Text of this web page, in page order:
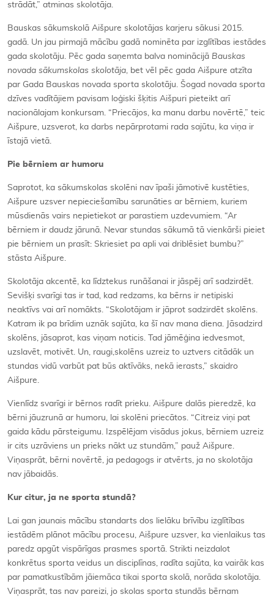
strādāt,” atminas skolotāja.
Bauskas sākumskolā Aišpure skolotājas karjeru sākusi 2015.
gadā. Un jau pirmajā mācību gadā nominēta par izglītības iestādes
gada skolotāju. Pēc gada saņemta balva nominācijā Bauskas
novada sākumskolas skolotāja, bet vēl pēc gada Aišpure atzīta
par Gada Bauskas novada sporta skolotāju. Šogad novada sporta
dzīves vadītājiem pavisam loģiski šķitis Aišpuri pieteikt arī
nacionālajam konkursam. “Priecājos, ka manu darbu novērtē,” teic
Aišpure, uzsverot, ka darbs nepārprotami rada sajūtu, ka viņa ir
īstajā vietā.
Pie bērniem ar humoru
Saprotot, ka sākumskolas skolēni nav īpaši jāmotivē kustēties,
Aišpure uzsver nepieciešamību sarunāties ar bērniem, kuriem
mūsdienās vairs nepietiekot ar parastiem uzdevumiem. “Ar
bērniem ir daudz jārunā. Nevar stundas sākumā tā vienkārši pieiet
pie bērniem un prasīt: Skriesiet pa apli vai driblēsiet bumbu?”
stāsta Aišpure.
Skolotāja akcentē, ka līdztekus runāšanai ir jāspēj arī sadzirdēt.
Sevišķi svarīgi tas ir tad, kad redzams, ka bērns ir netipiski
neaktīvs vai arī nomākts. “Skolotājam ir jāprot sadzirdēt skolēns.
Katram ik pa brīdim uznāk sajūta, ka šī nav mana diena. Jāsadzird
skolēns, jāsaprot, kas viņam noticis. Tad jāmēģina iedvesmot,
uzslavēt, motivēt. Un, raugi,skolēns uzreiz to uztvers citādāk un
stundas vidū varbūt pat būs aktīvāks, nekā ierasts,” skaidro
Aišpure.
Vienlīdz svarīgi ir bērnos radīt prieku. Aišpure dalās pieredzē, ka
bērni jāuzrunā ar humoru, lai skolēni priecātos. “Citreiz viņi pat
gaida kādu pārsteigumu. Izspēlējam visādus jokus, bērniem uzreiz
ir cits uzrāviens un prieks nākt uz stundām,” pauž Aišpure.
Viņasprāt, bērni novērtē, ja pedagogs ir atvērts, ja no skolotāja
nav jābaidās.
Kur citur, ja ne sporta stundā?
Lai gan jaunais mācību standarts dos lielāku brīvību izglītības
iestādēm plānot mācību procesu, Aišpure uzsver, ka vienlaikus tas
paredz apgūt vispārīgas prasmes sportā. Strikti neizdalot
konkrētus sporta veidus un disciplīnas, radīta sajūta, ka vairāk kas
par pamatkustībām jāiemāca tikai sporta skolā, norāda skolotāja.
Viņasprāt, tas nav pareizi, jo skolas sporta stundās bērnam